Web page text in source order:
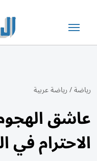
رياضة/رياضة عربية
عاشق
الاحترام في